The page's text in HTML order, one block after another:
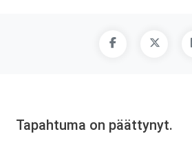
Tapahtuma on päättynyt.